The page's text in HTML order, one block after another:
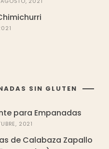
SIN GLUTEN
para Empanadas
2021
de Calabaza Zapallo